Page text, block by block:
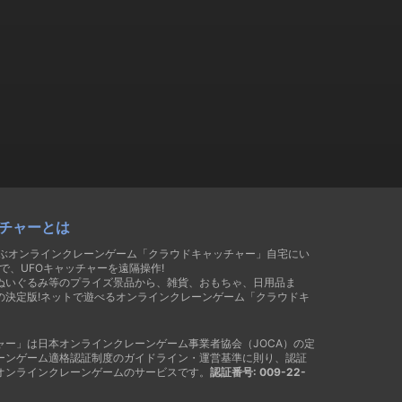
ャーとは
オンラインクレーンゲーム「クラウドキャッチャー」自宅にい
、UFOキャッチャーを遠隔操作!
いぐるみ等のプライズ景品から、雑貨、おもちゃ、日用品ま
決定版!ネットで遊べるオンラインクレーンゲーム「クラウドキ
ー」は日本オンラインクレーンゲーム事業者協会（JOCA）の定
ンゲーム適格認証制度のガイドライン・運営基準に則り、認証
ラインクレーンゲームのサービスです。 認証番号: 009-22-